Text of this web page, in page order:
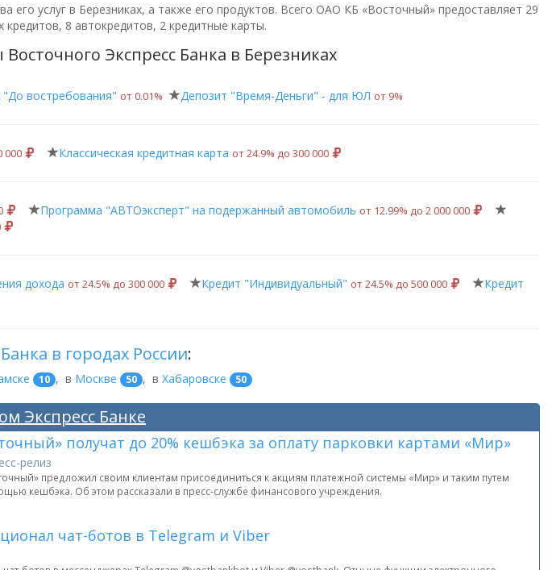
его услуг в Березниках, а также его продуктов. Всего ОАО КБ «Восточный» предоставляет 29
8 автокредитов, 2 кредитные карты.
Экспресс Банка в Березниках
"До востребования" от 0.01% Депозит "Время-Деньги" - для ЮЛ от 9%
000 Классическая кредитная карта от 24.9% до 300 000
Программа "АВТОэксперт" на подержанный автомобиль от 12.99% до 2 000 000
дохода от 24.5% до 300 000 Кредит "Индивидуальный" от 24.5% до 500 000
Кредит
в городах России:
10 , в Москве 50 , в Хабаровске 50
Экспресс Банке
получат до 20% кешбэка за оплату парковки картами «Мир»
релиз
предложил своим клиентам присоединиться к акциям платежной системы «Мир» и таким путем
кешбэка. Об этом рассказали в пресс-службе финансового учреждения.
чат-ботов в Telegram и Viber